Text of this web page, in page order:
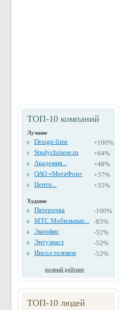
ТОП-10 компаний
Лучшие
Design-lime
+100%
Studychinese.ru
+64%
Академия...
+48%
ОАО «МегаФон»
+37%
Центр...
+35%
Худшие
Пятерочка
-100%
МТС Мобильные... -85%
Экоофис
-52%
Энтузиаст
-52%
Инсол телеком
-52%
полный рейтинг
ТОП-10 людей